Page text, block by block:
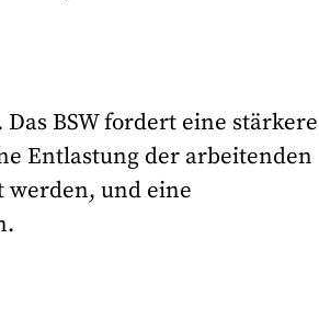
BSW fordert eine stärkere
Entlastung der arbeitenden
werden, und eine